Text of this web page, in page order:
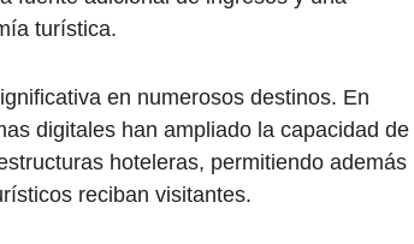
turística.
en numerosos destinos. En
digitales han ampliado la capacidad de
hoteleras, permitiendo además
reciban visitantes.